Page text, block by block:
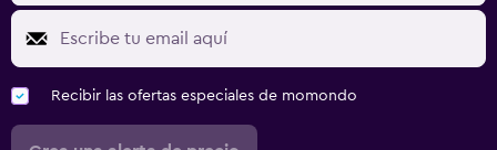
Recibir las ofertas especiales de momondo